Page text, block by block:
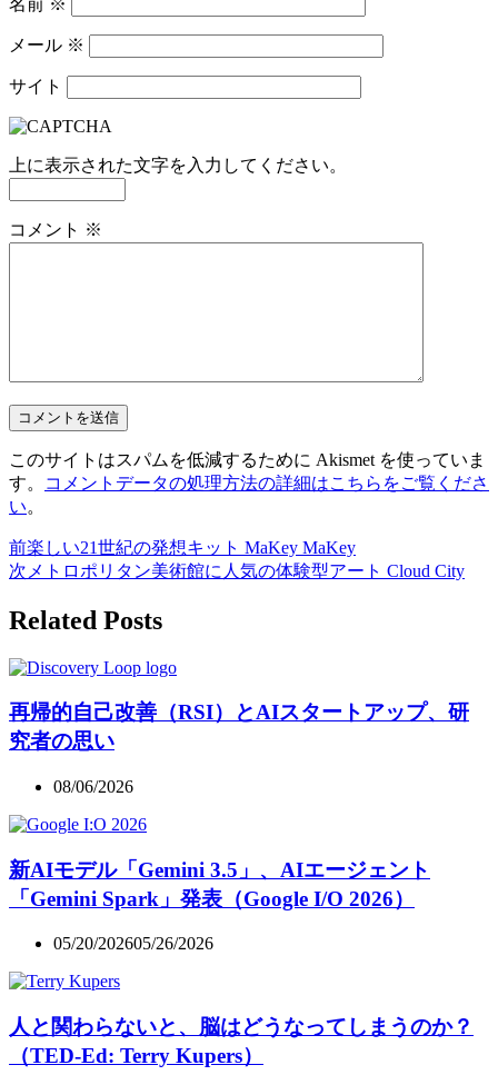
メール ※
サイト
上に表示された文字を入力してください。
コメント ※
このサイトはスパムを低減するために Akismet を使っていま
す。
コメントデータの処理方法の詳細はこちらをご覧くださ
い。
前楽しい21世紀の発想キット MaKey MaKey
次 メトロポリタン美術館に人気の体験型アート Cloud City
Related Posts
再帰的自己改善（RSI）とAIスタートアップ、研
究者の思い
08/06/2026
新AIモデル「Gemini 3.5」、AIエージェント
「Gemini Spark」発表（Google I/O 2026）
05/20/202605/26/2026
人と関わらないと、脳はどうなってしまうのか？
（TED-Ed: Terry Kupers）